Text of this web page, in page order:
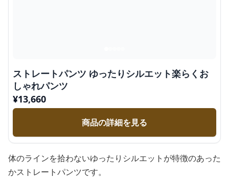
ストレートパンツ ゆったりシルエット楽らくお
しゃれパンツ
¥13,660
商品の詳細を見る
体のラインを拾わないゆったりシルエットが特徴のあった
かストレートパンツです。